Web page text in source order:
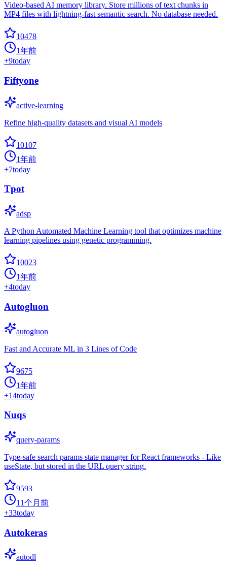
Video-based AI memory library. Store millions of text chunks in
MP4 files with lightning-fast semantic search. No database needed.
10478
1年前
+9today
Fiftyone
active-learning
Refine high-quality datasets and visual AI models
10107
1年前
+7today
Tpot
adsp
A Python Automated Machine Learning tool that optimizes machine
learning pipelines using genetic programming.
10023
1年前
+4today
Autogluon
autogluon
Fast and Accurate ML in 3 Lines of Code
9675
1年前
+14today
Nuqs
query-params
Type-safe search params state manager for React frameworks - Like
useState, but stored in the URL query string.
9593
11个月前
+33today
Autokeras
autodl